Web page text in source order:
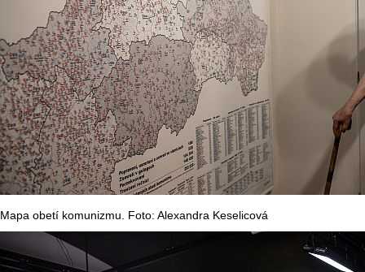
Mapa obetí komunizmu. Foto: Alexandra Keselicová